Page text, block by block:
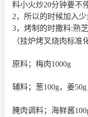
料小火炒20分钟要不
2，所以的时候加入
3，烤制的时撒料:熟
（挂炉烤叉烧肉标准
原料；梅肉1000g
辅料；葱100g，姜
腌肉调料；海鲜酱